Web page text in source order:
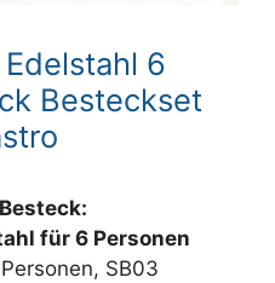
6
Besteckset
für 6 Personen
SB03